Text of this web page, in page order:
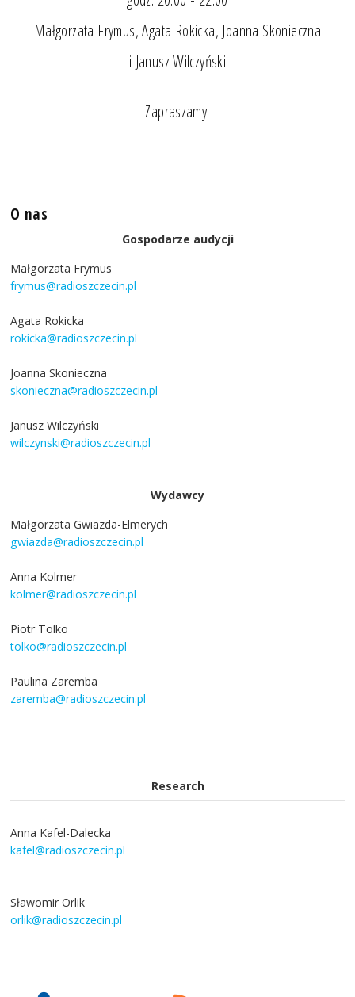
Małgorzata Frymus, Agata Rokicka, Joanna Skonieczna
i Janusz Wilczyński
Zapraszamy!
O nas
Gospodarze audycji
Małgorzata Frymus
frymus@radioszczecin.pl
Agata Rokicka
rokicka@radioszczecin.pl
Joanna Skonieczna
skonieczna@radioszczecin.pl
Janusz Wilczyński
wilczynski@radioszczecin.pl
Wydawcy
Małgorzata Gwiazda-Elmerych
gwiazda@radioszczecin.pl
Anna Kolmer
kolmer@radioszczecin.pl
Piotr Tolko
tolko@radioszczecin.pl
Paulina Zaremba
zaremba@radioszczecin.pl
Research
Anna Kafel-Dalecka
kafel@radioszczecin.pl
Sławomir Orlik
orlik@radioszczecin.pl